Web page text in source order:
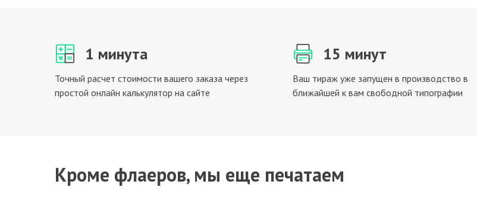
1 минута
Точный расчет стоимости вашего заказа через
простой онлайн калькулятор на сайте
15 минут
Ваш тираж уже запущен в производство в
ближайшей к вам свободной типографии
Кроме флаеров, мы еще печатаем